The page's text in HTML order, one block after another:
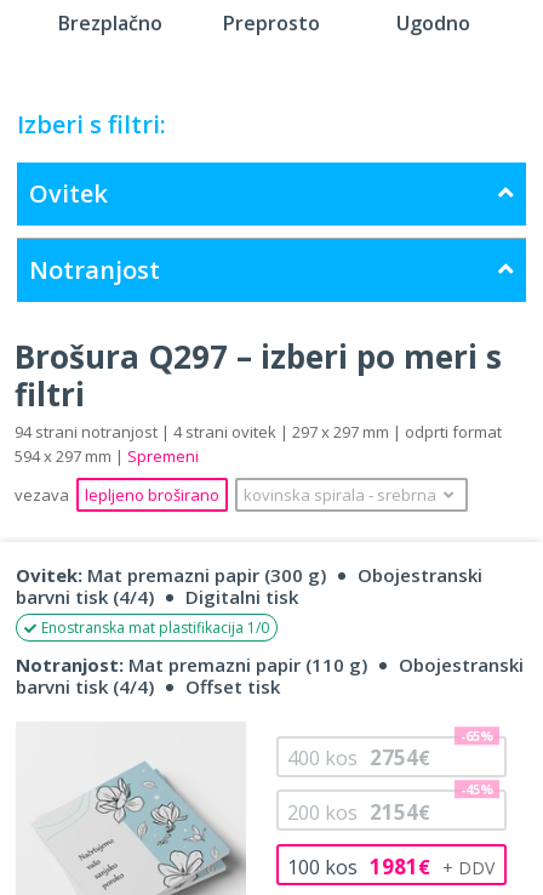
Brezplačno Preprosto Ugodno
Izberi s filtri:
Ovitek
Notranjost
Brošura Q297 – izberi po meri s
filtri
94 strani notranjost | 4 strani ovitek | 297 x 297 mm | odprti format
594 x 297 mm | Spremeni
vezava
lepljeno broširano kovinska spirala ‐ srebrna
Ovitek: Mat premazni papir (300 g)
Obojestranski
barvni tisk (4/4)
Digitalni tisk
Enostranska mat plastifikacija 1/0
Notranjost: Mat premazni papir (110 g)
Obojestranski
barvni tisk (4/4)
Offset tisk
100 kos 1981€
200 kos 2154€
-45%
400 kos 2754€
-65%